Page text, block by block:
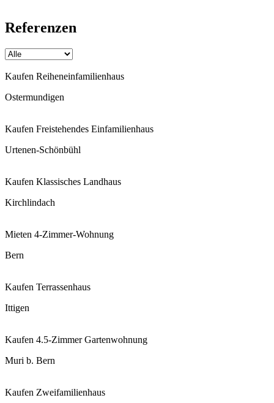
Referenzen
Kaufen Reiheneinfamilienhaus
Ostermundigen
Kaufen Freistehendes Einfamilienhaus
Urtenen-Schönbühl
Kaufen Klassisches Landhaus
Kirchlindach
Mieten 4-Zimmer-Wohnung
Bern
Kaufen Terrassenhaus
Ittigen
Kaufen 4.5-Zimmer Gartenwohnung
Muri b. Bern
Kaufen Zweifamilienhaus